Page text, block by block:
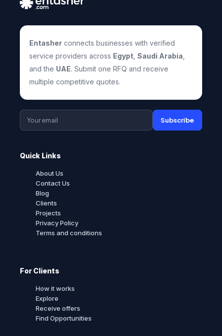
Entasher connects businesses with verified
service providers across Egypt Saudi Arabia
and the UAE. Submit one RFQ and receive
multiple competitive quotes.
Subscribe
Quick Links
About Us
Contact Us
Blog
Clients
Projects
Privacy Policy
Terms and conditions
For Clients
How it works
Explore
Receive offers
Find Opportunities